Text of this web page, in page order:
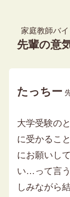
家庭教師バ
先輩の意
たっちー
大学受験の
に受かるこ
にお願いし
い…って言
しみながら